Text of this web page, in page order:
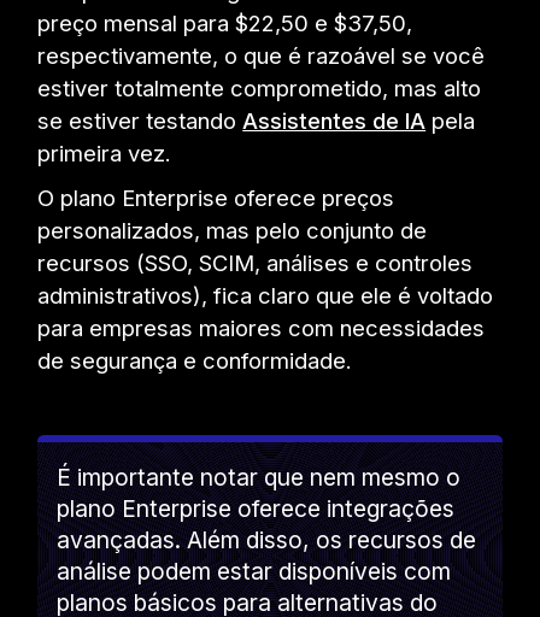
preço mensal para $22,50 e $37,50,
respectivamente, o que é razoável se você
estiver totalmente comprometido, mas alto
se estiver testando Assistentes de IA pela
primeira vez.
O plano Enterprise oferece preços
personalizados, mas pelo conjunto de
recursos (SSO, SCIM, análises e controles
administrativos), fica claro que ele é voltado
para empresas maiores com necessidades
de segurança e conformidade.
É importante notar que nem mesmo o
plano Enterprise oferece integrações
avançadas. Além disso, os recursos de
análise podem estar disponíveis com
planos básicos para alternativas do